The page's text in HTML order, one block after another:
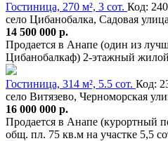
Гостиница, 270 м², 3 сот. Код:
село Цибанобалка, Садовая улица
14 500 000 р.
Продается в Анапе (один из
Цибанобалкаф) 2-этажный
Гостиница, 314 м², 5.5 сот. Код:
село Витязево, Черноморская
16 000 000 р.
Продается в Анапе (курортный
общ. пл. 75 кв.м на участке 5,5